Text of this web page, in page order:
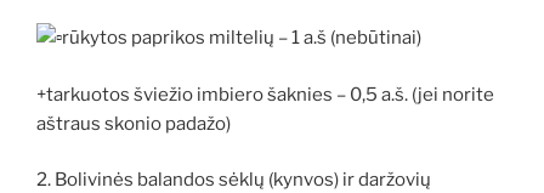
rūkytos paprikos miltelių – 1 a.š (nebūtinai)
+tarkuotos šviežio imbiero šaknies – 0,5 a.š. (jei norite
aštraus skonio padažo)
2. Bolivinės balandos sėklų (kynvos) ir daržovių